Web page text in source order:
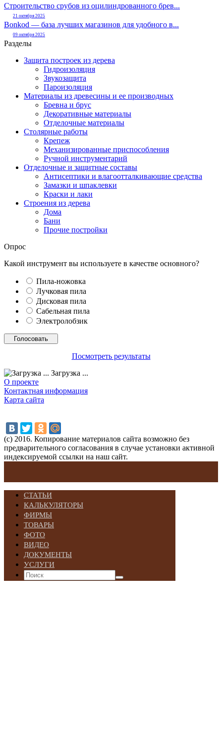
Строительство срубов из оцилиндрованного брев...
21 октября 2025
Bonkod — база лучших магазинов для удобного в...
09 октября 2025
Разделы
Защита построек из дерева
Гидроизоляция
Звукозащита
Пароизоляция
Материалы из древесины и ее производных
Бревна и брус
Декоративные материалы
Отделочные материалы
Столярные работы
Крепеж
Механизированные приспособления
Ручной инструментарий
Отделочные и защитные составы
Антисептики и влагоотталкивающие средства
Замазки и шпаклевки
Краски и лаки
Строения из дерева
Дома
Бани
Прочие постройки
Опрос
Какой инструмент вы используете в качестве основного?
Пила-ножовка
Лучковая пила
Дисковая пила
Сабельная пила
Электролобзик
Посмотреть результаты
Загрузка ...
О проекте
Контактная информация
Карта сайта
(с) 2016. Копирование материалов сайта возможно без
предварительного согласования в случае установки активной
индексируемой ссылки на наш сайт.
СТАТЬИ
КАЛЬКУЛЯТОРЫ
ФИРМЫ
ТОВАРЫ
ФОТО
ВИДЕО
ДОКУМЕНТЫ
УСЛУГИ